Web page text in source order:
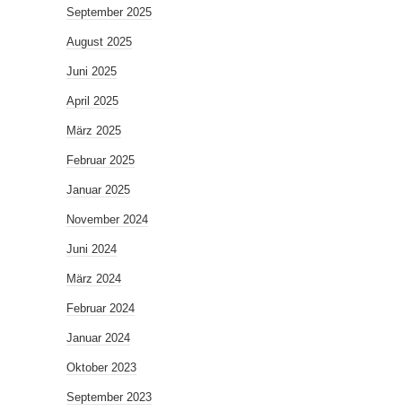
September 2025
August 2025
Juni 2025
April 2025
März 2025
Februar 2025
Januar 2025
November 2024
Juni 2024
März 2024
Februar 2024
Januar 2024
Oktober 2023
September 2023